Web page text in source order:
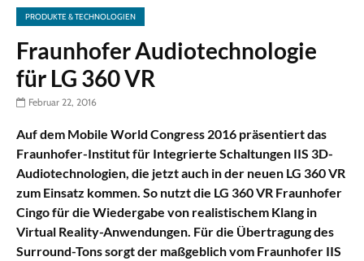
PRODUKTE & TECHNOLOGIEN
Fraunhofer Audiotechnologie
für LG 360 VR
Februar 22, 2016
Auf dem Mobile World Congress 2016 präsentiert das
Fraunhofer-Institut für Integrierte Schaltungen IIS 3D-
Audiotechnologien, die jetzt auch in der neuen LG 360 VR
zum Einsatz kommen. So nutzt die LG 360 VR Fraunhofer
Cingo für die Wiedergabe von realistischem Klang in
Virtual Reality-Anwendungen. Für die Übertragung des
Surround-Tons sorgt der maßgeblich vom Fraunhofer IIS